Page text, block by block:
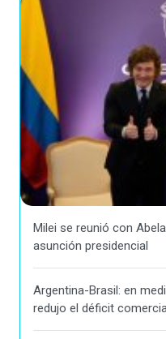
Milei se reunió con
asunción presidencial
Argentina-Brasil: en
redujo el déficit